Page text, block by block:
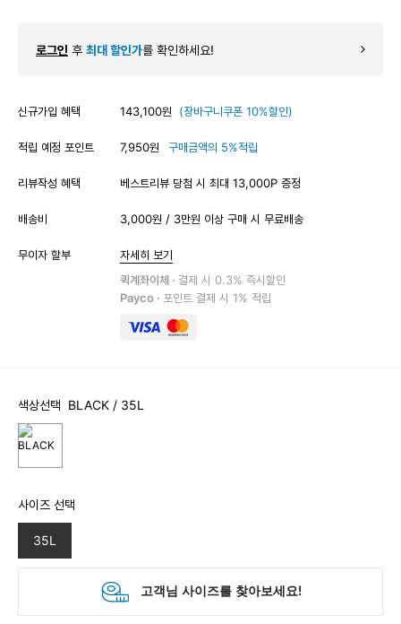
로그인 후 최대 할인가를 확인하세요!
신규가입 혜택 143,100원 (장바구니쿠폰 10%할인)
적립 예정 포인트 7,950원 구매금액의 5%적립
리뷰작성 혜택 베스트리뷰 당첨 시 최대 13,000P 증정
배송비 3,000원 / 3만원 이상 구매 시 무료배송
무이자 할부
자세히 보기
퀵계좌이체 · 결제 시 0.3% 즉시할인
Payco · 포인트 결제 시 1% 적립
색상선택 BLACK / 35L
사이즈 선택
35L